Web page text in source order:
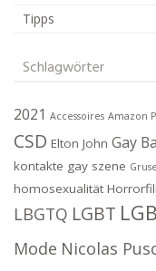
Tipps
Schlagwörter
2021 Accessoires Amazon
CSD Elton John Gay
kontakte gay szene
homosexualität
LBGTQ LGBT
Mode Nicolas